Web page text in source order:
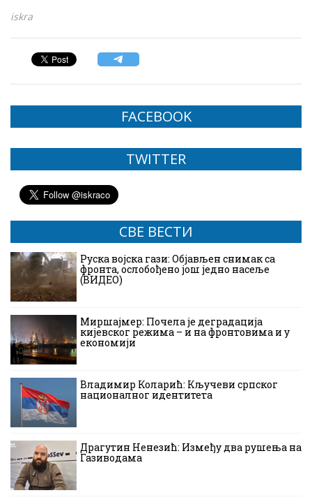
iskra
FACEBOOK
TWITTER
СВЕ ВЕСТИ
Руска војска гази: Објављен снимак са
фронта, ослобођено још једно насеље
(ВИДЕО)
Миршајмер: Почела је деградација
кијевског режима – и на фронтовима и у
економији
Владимир Коларић: Кључеви српског
националног идентитета
Драгутин Ненезић: Између два рушења на
Газиводама